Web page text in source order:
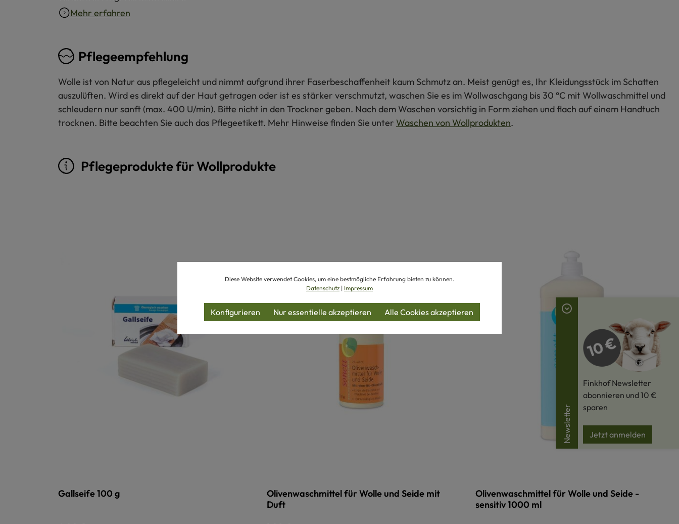
Mehr erfahren
Pflegeempfehlung
Wolle ist von Natur aus pflegeleicht und nimmt aufgrund ihrer Faserbeschaffenheit kaum Schmutz an. Meist genügt es, Ihr Kleidungsstück im Schatten
auszulüften. Wird es direkt auf der Haut getragen oder ist es stärker verschmutzt, waschen Sie es im Wollwaschgang bis 30 °C mit Wollwaschmittel und
schleudern nur sanft (max. 400 U/min). Bitte nicht in den Trockner geben. Nach dem Waschen vorsichtig in Form ziehen und flach auf einem Handtuch
trocknen. Bitte beachten Sie auch das Pflegeetikett. Mehr Hinweise finden Sie unter Waschen von Wollprodukten.
Pflegeprodukte für Wollprodukte
Gallseife 100 g
Olivenwaschmittel für Wolle und Seide mit
Duft
Olivenwaschmittel für Wolle und Seide -
sensitiv 1000 ml
Newsletter
Finkhof Newsletter
abonnieren und 10 €
sparen
Jetzt anmelden
Diese Website verwendet Cookies, um eine bestmögliche Erfahrung bieten zu können.
Datenschutz | Impressum
Nur essentielle akzeptieren
Konfigurieren Alle Cookies akzeptieren